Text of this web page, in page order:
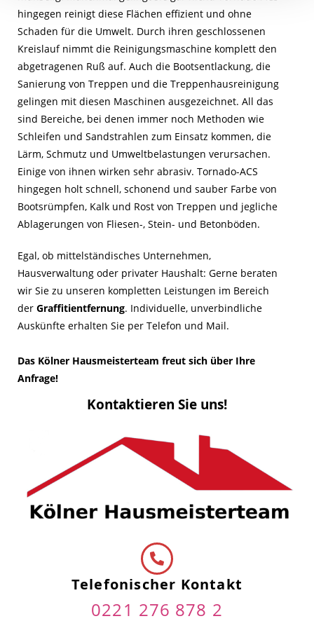
hingegen reinigt diese Flächen effizient und ohne
Schaden für die Umwelt. Durch ihren geschlossenen
Kreislauf nimmt die Reinigungsmaschine komplett den
abgetragenen Ruß auf. Auch die Bootsentlackung, die
Sanierung von Treppen und die Treppenhausreinigung
gelingen mit diesen Maschinen ausgezeichnet. All das
sind Bereiche, bei denen immer noch Methoden wie
Schleifen und Sandstrahlen zum Einsatz kommen, die
Lärm, Schmutz und Umweltbelastungen verursachen.
Einige von ihnen wirken sehr abrasiv. Tornado-ACS
hingegen holt schnell, schonend und sauber Farbe von
Bootsrümpfen, Kalk und Rost von Treppen und jegliche
Ablagerungen von Fliesen-, Stein- und Betonböden.
Egal, ob mittelständisches Unternehmen,
Hausverwaltung oder privater Haushalt: Gerne beraten
wir Sie zu unseren kompletten Leistungen im Bereich
der Graffitientfernung. Individuelle, unverbindliche
Auskünfte erhalten Sie per Telefon und Mail.
Das Kölner Hausmeisterteam freut sich über Ihre
Anfrage!
Kontaktieren Sie uns!
Telefonischer Kontakt
0221 276 878 2